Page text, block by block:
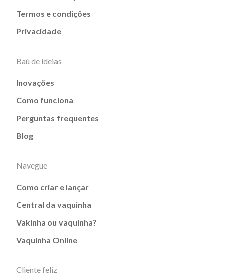
Termos e condições
Privacidade
Baú de ideias
Inovações
Como funciona
Perguntas frequentes
Blog
Navegue
Como criar e lançar
Central da vaquinha
Vakinha ou vaquinha?
Vaquinha Online
Cliente feliz